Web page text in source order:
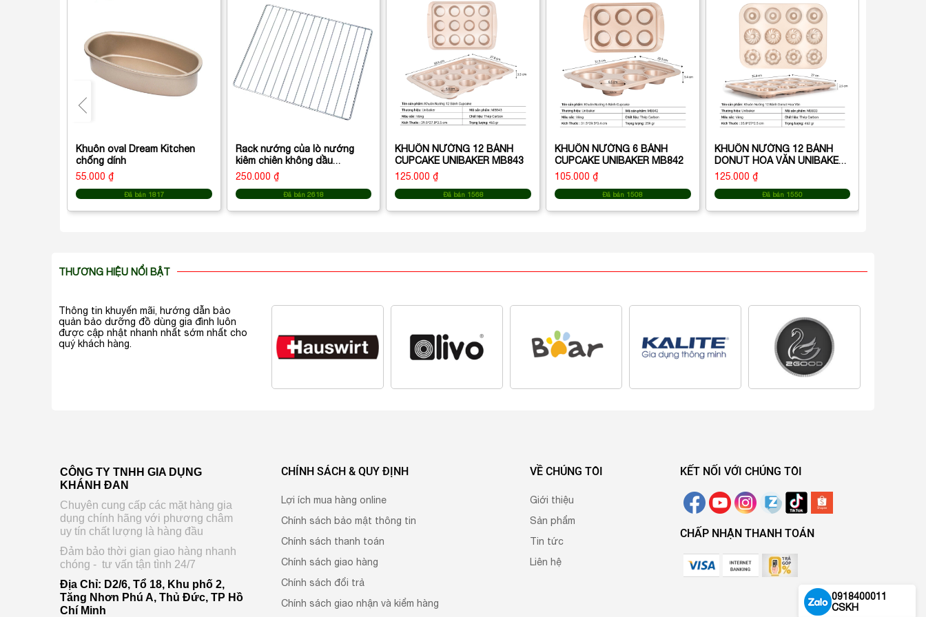
Khuôn oval Dream Kitchen
chống dính
55.000 ₫
Đã bán 1817
Rack nướng của lò nướng
kiêm chiên không dầu
Hauswirt i7 40L
250.000 ₫
Đã bán 2618
KHUÔN NƯỚNG 12 BÁNH
CUPCAKE UNIBAKER MB843
125.000 ₫
Đã bán 1568
KHUÔN NƯỚNG 6 BÁNH
CUPCAKE UNIBAKER MB842
105.000 ₫
Đã bán 1508
KHUÔN NƯỚNG 12 BÁNH
DONUT HOA VĂN UNIBAKER
MB833
125.000 ₫
Đã bán 1550
THƯƠNG HIỆU NỔI BẬT
Thông tin khuyến mãi, hướng dẫn bảo
quản bảo dưỡng đồ dùng gia đình luôn
được cập nhật nhanh nhất sớm nhất cho
quý khách hàng.
CÔNG TY TNHH GIA DỤNG
KHÁNH ĐAN
Chuyên cung cấp các mặt hàng gia
dụng chính hãng với phương châm
uy tín chất lượng là hàng đầu
Đảm bảo thời gian giao hàng nhanh
chóng - tư vấn tận tình 24/7
Địa Chỉ: D2/6, Tổ 18, Khu phố 2,
Tăng Nhơn Phú A, Thủ Đức, TP Hồ
Chí Minh
CHÍNH SÁCH & QUY ĐỊNH
Lợi ích mua hàng online
Chính sách bảo mật thông tin
Chính sách thanh toán
Chính sách giao hàng
Chính sách đổi trả
Chính sách giao nhận và kiểm hàng
VỀ CHÚNG TÔI
Giới thiệu
Sản phẩm
Tin tức
Liên hệ
KẾT NỐI VỚI CHÚNG TÔI
CHẤP NHẬN THANH TOÁN
0918400011
CSKH